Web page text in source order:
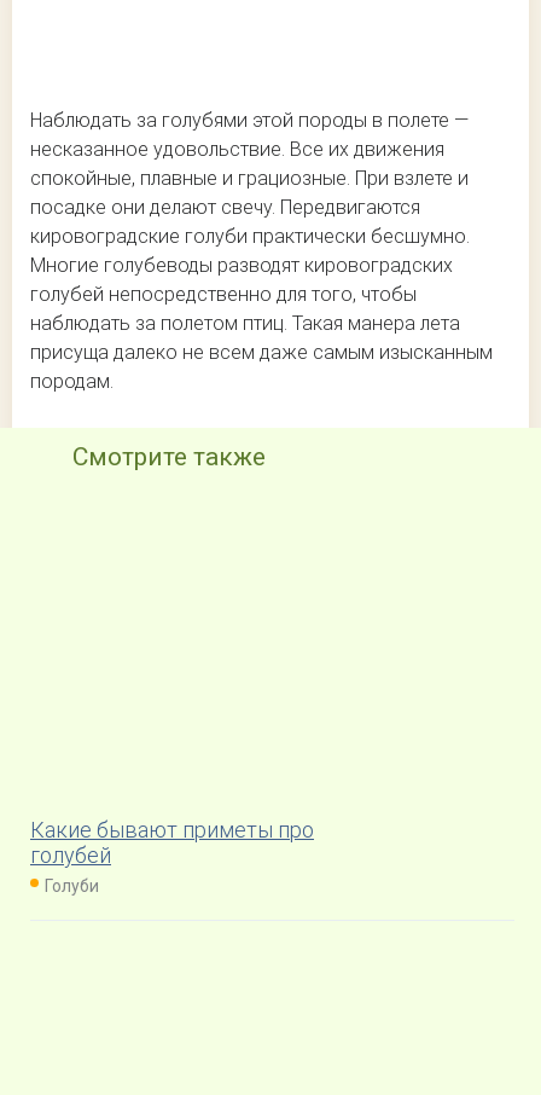
Наблюдать за голубями этой породы в полете —
несказанное удовольствие. Все их движения
спокойные, плавные и грациозные. При взлете и
посадке они делают свечу. Передвигаются
кировоградские голуби практически бесшумно.
Многие голубеводы разводят кировоградских
голубей непосредственно для того, чтобы
наблюдать за полетом птиц. Такая манера лета
присуща далеко не всем даже самым изысканным
породам.
Смотрите также
Какие бывают приметы про
голубей
Голуби